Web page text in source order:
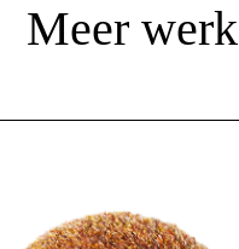
Meer werk